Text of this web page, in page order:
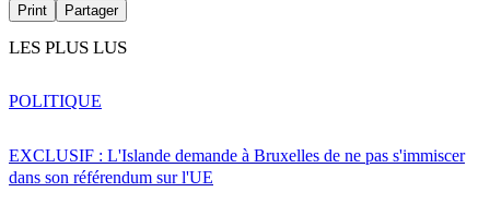
Print Partager
LES PLUS LUS
EXCLUSIF : L'Islande demande à Bruxelles de ne pas s'immiscer
dans son référendum sur l'UE
POLITIQUE